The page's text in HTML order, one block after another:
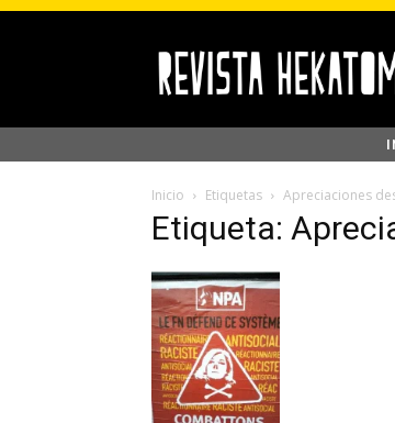
Inicio Etiquetas Apreciaciones
Etiqueta: